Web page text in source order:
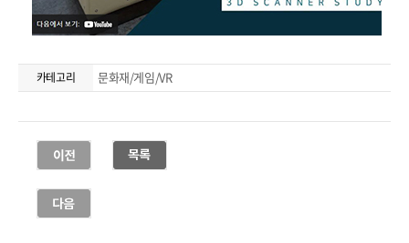
카테고리 문화재/게임/VR